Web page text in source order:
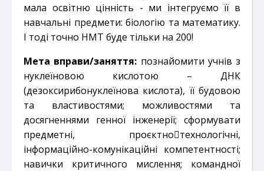
мала освітню цінність - ми інтегруємо її в
навчальні предмети: біологію та математику.
І тоді точно НМТ буде тільки на 200!
Мета вправи/заняття: познайомити учнів з
нуклеїновою кислотою – ДНК
(дезоксирибонуклеїнова кислота), її будовою
та властивостями; можливостями та
досягненнями генної інженерії; сформувати
предметні, проєктно￾технологічні,
інформаційно-комунікаційні компетентності;
навички критичного мислення; командної